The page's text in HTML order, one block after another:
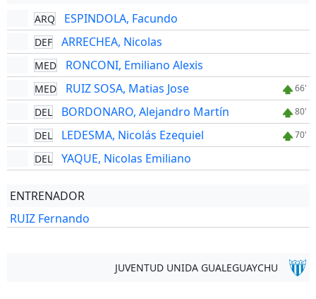
ARQ ESPINDOLA, Facundo
DEF ARRECHEA, Nicolas
MED RONCONI, Emiliano Alexis
MED RUIZ SOSA, Matias Jose 66'
DEL BORDONARO, Alejandro Martín 80'
DEL LEDESMA, Nicolás Ezequiel 70'
DEL YAQUE, Nicolas Emiliano
ENTRENADOR
RUIZ Fernando
JUVENTUD UNIDA GUALEGUAYCHU